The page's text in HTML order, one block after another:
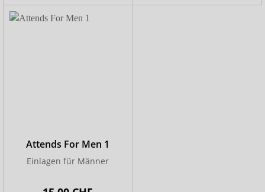
Attends For Men 1
Einlagen für Männer